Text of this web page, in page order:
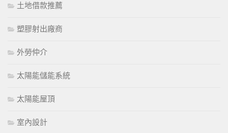
土地借款推薦
塑膠射出廠商
外勞仲介
太陽能儲能系統
太陽能屋頂
室內設計